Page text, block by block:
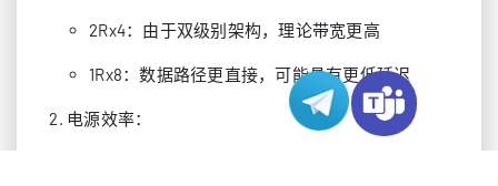
2Rx4：由于双级别架构，理论带宽更高
1Rx8：数据路径更直接，可能具有更低延迟
电源效率：